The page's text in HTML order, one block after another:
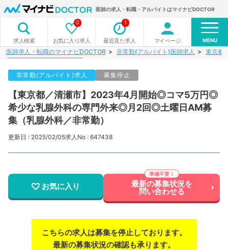
医師の求人・転職・アルバイトはマイナビDOCTOR
求人検索 お気に入り求人
0
最近見た求人
1
マイページ MENU
医師求人・転職のマイナビDOCTOR 非常勤(アルバイト)医師求人 東京都
非常勤(アルバイト)求人 募集停止
【東京都／清瀬市】2023年4月開始◎コマ5万円◎
希少な乳腺外科の専門外来◎月2回◎土曜日AM募
集（乳腺外科／非常勤）
更新日 : 2025/02/05求人No : 647438
お気に入り 最新の募集状況を
問い合わせる
こちらの求人は募集を停止しております。
最新の募集状況の確認も承ります。